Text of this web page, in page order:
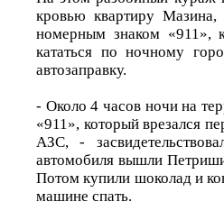
кровью квартиру
номерным знаком «911»,
кататься по ночному
автозаправку.
- Около 4 часов ночи на
«911», который врезался
АЗС, -
автомобиля вышли
Потом купили шоколад и
машине спать.